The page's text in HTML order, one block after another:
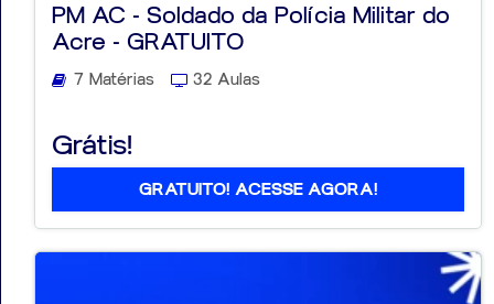
Notícias
Aulas
AO
PM AC - Soldado da Polícia Militar do
Acre - GRATUITO
7 Matérias 32 Aulas
Grátis!
GRATUITO! ACESSE AGORA!